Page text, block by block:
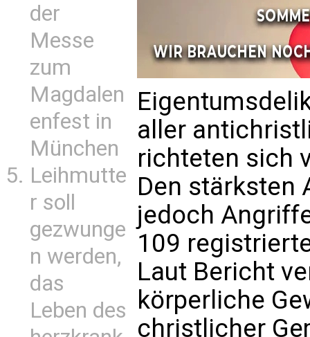
der
Messe
zum
Magdalen
enfest in
München
Leihmutte
r soll
gezwunge
n werden,
das
Leben des
aller
richteten sich
Den stärksten
jedoch
109
Laut Bericht
körperliche
christlicher